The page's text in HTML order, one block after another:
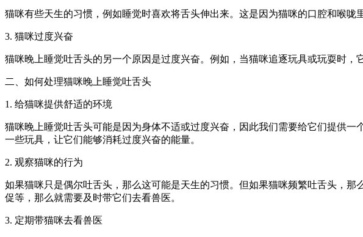
猫咪有些天生的习惯，例如睡觉时喜欢将舌头伸出来。这是因为猫咪的口腔和喉咙
3. 猫咪过度兴奋
猫咪晚上睡觉吐舌头的另一个原因是过度兴奋。例如，当猫咪追逐玩具或玩耍时，
二、如何处理猫咪晚上睡觉吐舌头
1. 给猫咪提供舒适的环境
猫咪晚上睡觉吐舌头可能是因为身体不适或过度兴奋，因此我们需要给它们提供
一些玩具，让它们能够消耗过度兴奋的能量。
2. 观察猫咪的行为
如果猫咪只是偶尔吐舌头，那么这可能是天生的习惯。但如果猫咪频繁吐舌头，
促等，那么就需要及时带它们去看兽医。
3. 定期带猫咪去看兽医